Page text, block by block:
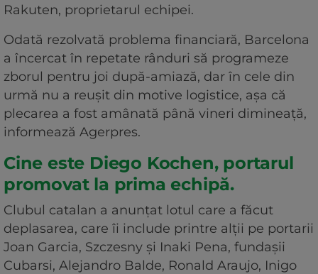
Rakuten, proprietarul echipei.
Odată rezolvată problema financiară, Barcelona
a încercat în repetate rânduri să programeze
zborul pentru joi după-amiază, dar în cele din
urmă nu a reuşit din motive logistice, aşa că
plecarea a fost amânată până vineri dimineaţă,
informează Agerpres.
Cine este Diego Kochen, portarul
promovat la prima echipă.
Clubul catalan a anunţat lotul care a făcut
deplasarea, care îi include printre alţii pe portarii
Joan Garcia, Szczesny şi Inaki Pena, fundaşii
Cubarsi, Alejandro Balde, Ronald Araujo, Inigo